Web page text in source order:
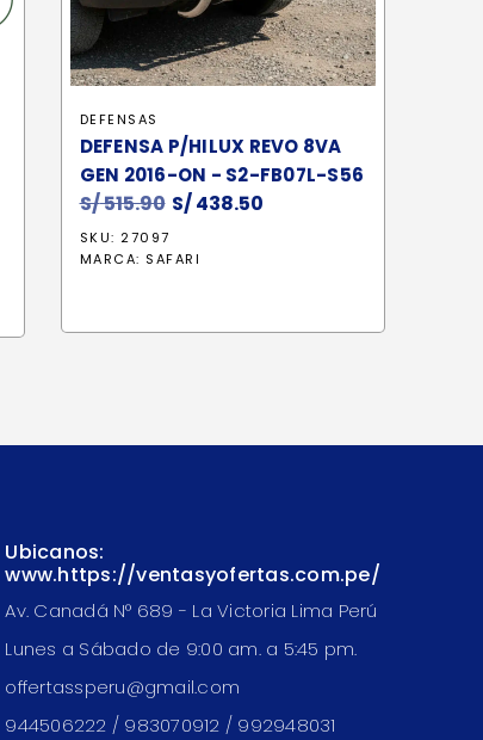
DEFENSAS
DEFENSA P/HILUX REVO 8VA
GEN 2016-ON - S2-FB07L-S56
S/515.90 El
original
S/438.50
SKU: 27097
MARCA: SAFARI
Ubicanos:
www.https://ventasyofertas.com.pe/
Av. Canadá N° 689 - La Victoria Lima Perú
Lunes a Sábado de 9:00 am. a 5:45 pm.
offertassperu@gmail.com
944506222 / 983070912 / 992948031